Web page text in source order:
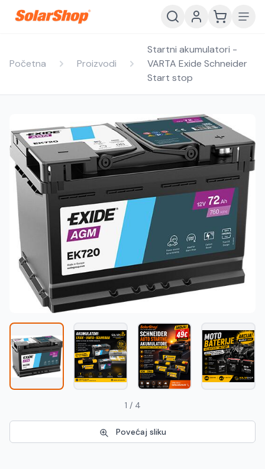
Hrvatski EN
RS Srpski ME Crnogorski
MK Македонски
Početna Proizvodi
Startni akumulatori -
VARTA Exide Schneider
Start stop
1 / 4
Povećaj sliku